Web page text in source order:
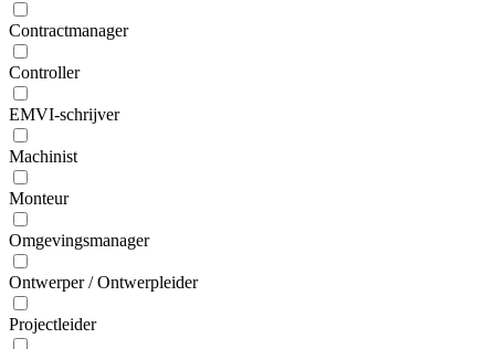
Contractmanager
Controller
EMVI-schrijver
Machinist
Monteur
Omgevingsmanager
Ontwerper / Ontwerpleider
Projectleider